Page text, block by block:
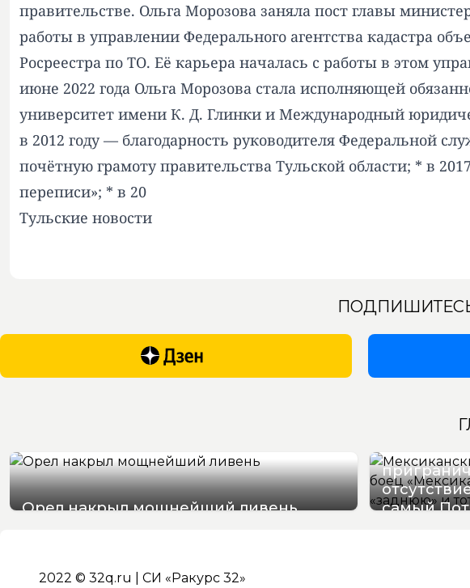
правительстве. Ольга Морозова заняла пост главы
работы в управлении Федерального агентства кадастра
Росреестра по ТО. Её карьера началась с работы в этом
июне 2022 года Ольга Морозова стала исполняющей
университет имени К. Д. Глинки и Международный
в 2012 году — благодарность руководителя Федеральной
почётную грамоту правительства Тульской области; * в
переписи»; * в 20
Тульские новости
Орел накрыл мощнейший ливень
самый
2022 © 32q.ru | СИ «Ракурс 32»